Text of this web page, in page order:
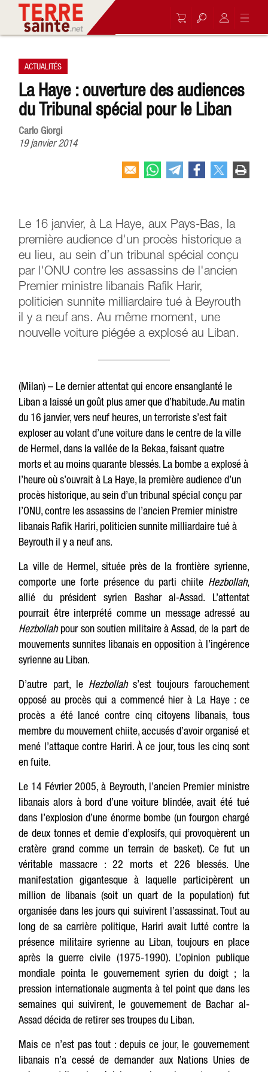
ACTUALITÉS
La Haye : ouverture des audiences
du Tribunal spécial pour le Liban
Carlo Giorgi
19 janvier 2014
Le 16 janvier, à La Haye, aux Pays-Bas, la
première audience d'un procès historique a
eu lieu, au sein d’un tribunal spécial conçu
par l'ONU contre les assassins de l'ancien
Premier ministre libanais Rafik Harir,
politicien sunnite milliardaire tué à Beyrouth
il y a neuf ans. Au même moment, une
nouvelle voiture piégée a explosé au Liban.
(Milan) – Le dernier attentat qui encore ensanglanté le
Liban a laissé un goût plus amer que d’habitude. Au matin
du 16 janvier, vers neuf heures, un terroriste s’est fait
exploser au volant d’une voiture dans le centre de la ville
de Hermel, dans la vallée de la Bekaa, faisant quatre
morts et au moins quarante blessés. La bombe a explosé à
l’heure où s’ouvrait à La Haye, la première audience d’un
procès historique, au sein d’un tribunal spécial conçu par
l’ONU, contre les assassins de l’ancien Premier ministre
libanais Rafik Hariri, politicien sunnite milliardaire tué à
Beyrouth il y a neuf ans.
La ville de Hermel, située près de la frontière syrienne,
comporte une forte présence du parti chiite Hezbollah,
allié du président syrien Bashar al-Assad. L’attentat
pourrait être interprété comme un message adressé au
Hezbollahpour son soutien militaire à Assad, de la part de
mouvements sunnites libanais en opposition à l’ingérence
syrienne au Liban.
D’autre part, le Hezbollahs’est toujours farouchement
opposé au procès qui a commencé hier à La Haye : ce
procès a été lancé contre cinq citoyens libanais, tous
membre du mouvement chiite, accusés d’avoir organisé et
mené l’attaque contre Hariri. À ce jour, tous les cinq sont
en fuite.
Le 14 Février 2005, à Beyrouth, l’ancien Premier ministre
libanais alors à bord d’une voiture blindée, avait été tué
dans l’explosion d’une énorme bombe (un fourgon chargé
de deux tonnes et demie d’explosifs, qui provoquèrent un
cratère grand comme un terrain de basket). Ce fut un
véritable massacre : 22 morts et 226 blessés. Une
manifestation gigantesque à laquelle participèrent un
million de libanais (soit un quart de la population) fut
organisée dans les jours qui suivirent l’assassinat. Tout au
long de sa carrière politique, Hariri avait lutté contre la
présence militaire syrienne au Liban, toujours en place
après la guerre civile (1975-1990). L’opinion publique
mondiale pointa le gouvernement syrien du doigt ; la
pression internationale augmenta à tel point que dans les
semaines qui suivirent, le gouvernement de Bachar al-
Assad décida de retirer ses troupes du Liban.
Mais ce n’est pas tout : depuis ce jour, le gouvernement
libanais n’a cessé de demander aux Nations Unies de